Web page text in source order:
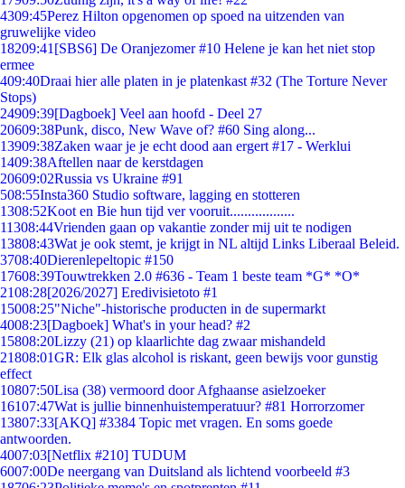
4309:45Perez Hilton opgenomen op spoed na uitzenden van
gruwelijke video
18209:41 [SBS6] De Oranjezomer #10 Helene je kan het niet stop
ermee
409:40Draai hier alle platen in je platenkast #32 (The Torture Never
Stops)
24909:39[Dagboek] Veel aan hoofd - Deel 27
20609:38Punk, disco, New Wave of? #60 Sing along...
13909:38Zaken waar je je echt dood aan ergert #17 - Werklui
1409:38Aftellen naar de kerstdagen
20609:02Russia vs Ukraine #91
508:55Insta360 Studio software, lagging en stotteren
1308:52Koot en Bie hun tijd ver vooruit..................
11308:44Vrienden gaan op vakantie zonder mij uit te nodigen
13808:43Wat je ook stemt, je krijgt in NL altijd Links Liberaal Beleid.
3708:40Dierenlepeltopic #150
17608:39Touwtrekken 2.0 #636 - Team 1 beste team *G* *O*
2108:28[2026/2027] Eredivisietoto #1
15008:25"Niche"-historische producten in de supermarkt
4008:23[Dagboek] What's in your head? #2
15808:20Lizzy (21) op klaarlichte dag zwaar mishandeld
21808:01GR: Elk glas alcohol is riskant, geen bewijs voor gunstig
effect
10807:50Lisa (38) vermoord door Afghaanse asielzoeker
16107:47Wat is jullie binnenhuistemperatuur? #81 Horrorzomer
13807:33[AKQ] #3384 Topic met vragen. En soms goede
antwoorden.
4007:03[Netflix #210] TUDUM
6007:00De neergang van Duitsland als lichtend voorbeeld #3